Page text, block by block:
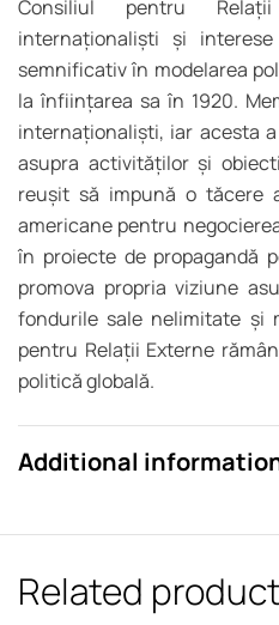
Consiliul pentru
internaționaliști și
semnificativ în modelarea
la înființarea sa în 1920.
internaționaliști, iar acesta
asupra activităților și
reușit să impună o tăcere
americane pentru
în proiecte de propagandă
promova propria viziune
fondurile sale nelimitate și
pentru Relații Externe
politică globală.
Additional
Related